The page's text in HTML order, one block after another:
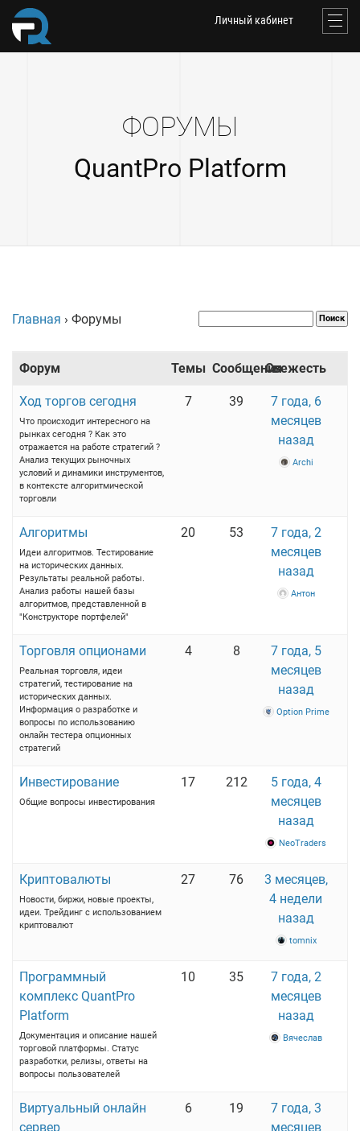
Личный кабинет
ФОРУМЫ
QuantPro Platform
Главная › Форумы
Форум Темы СообщенияСвежесть
Ход торгов сегодня
Что происходит интересного на
рынках сегодня ? Как это
отражается на работе стратегий ?
Анализ текущих рыночных
условий и динамики инструментов,
в контексте алгоритмической
торговли
7 39
7 года, 6
месяцев
назад
Archi
Алгоритмы
Идеи алгоритмов. Тестирование
на исторических данных.
Результаты реальной работы.
Анализ работы нашей базы
алгоритмов, представленной в
"Конструкторе портфелей"
20 53
7 года, 2
месяцев
назад
Антон
Торговля опционами
Реальная торговля, идеи
стратегий, тестирование на
исторических данных.
Информация о разработке и
вопросы по использованию
онлайн тестера опционных
стратегий
4 8
7 года, 5
месяцев
назад
Option Prime
Инвестирование
Общие вопросы инвестирования
17 212
5 года, 4
месяцев
назад
NeoTraders
Криптовалюты
Новости, биржи, новые проекты,
идеи. Трейдинг с использованием
криптовалют
27 76
3 месяцев,
4 недели
назад
tomnix
Программный
комплекс QuantPro
Platform
Документация и описание нашей
торговой платформы. Статус
разработки, релизы, ответы на
вопросы пользователей
10 35
7 года, 2
месяцев
назад
Вячеслав
Виртуальный онлайн
сервер
6 19
7 года, 3
месяцев